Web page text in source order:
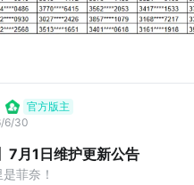
戏数据或使用非法手段获取重要游
官方版主
6/30
7月1日维护更新公告
菲奈！